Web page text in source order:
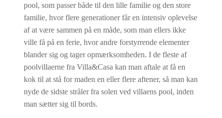
pool, som passer både til den lille familie og den store
familie, hvor flere generationer får en intensiv oplevelse
af at være sammen på en måde, som man ellers ikke
ville få på en ferie, hvor andre forstyrrende elementer
blander sig og tager opmærksomheden. I de fleste af
poolvillaerne fra Villa&Casa kan man aftale at få en
kok til at stå for maden en eller flere aftener, så man kan
nyde de sidste stråler fra solen ved villaens pool, inden
man sætter sig til bords.